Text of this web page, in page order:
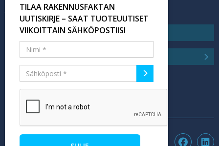
Tilaa uutiskirje
TILAA RAKENNUSFAKTAN
UUTISKIRJE – SAAT TUOTEUUTISET
VIIKOITTAIN SÄHKÖPOSTIISI